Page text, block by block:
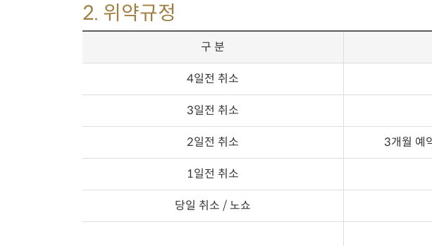
2. 위약규정
구 분
4일전 취소
3일전 취소
2일전 취소
3개월 예
1일전 취소
당일 취소 / 노쇼